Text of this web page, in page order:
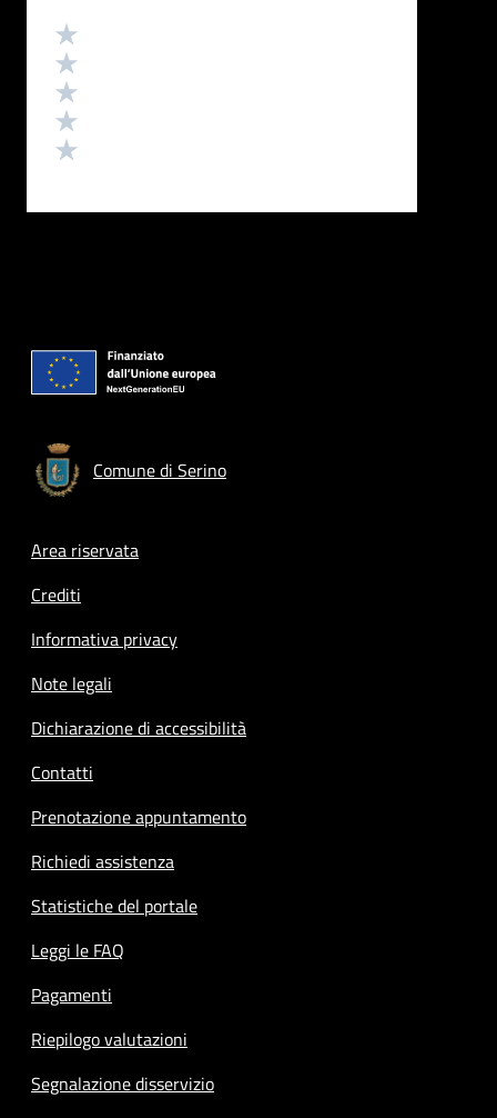
Valutazione
Comune di Serino
Footer menu
Area riservata
Crediti
Informativa privacy
Note legali
Dichiarazione di accessibilità
Contatti
Prenotazione appuntamento
Richiedi assistenza
Statistiche del portale
Leggi le FAQ
Pagamenti
Riepilogo valutazioni
Segnalazione disservizio